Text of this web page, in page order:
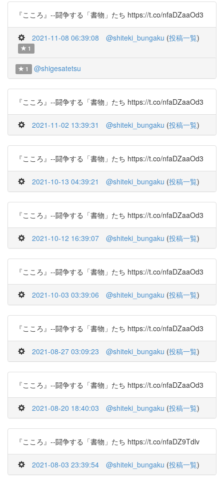
『こころ』--闘争する「書物」たち https://t.co/nfaDZaaOd3
2021-11-08 06:39:08 @shiteki_bungaku (投稿一覧)
1
1 @shigesatetsu
『こころ』--闘争する「書物」たち https://t.co/nfaDZaaOd3
2021-11-02 13:39:31 @shiteki_bungaku (投稿一覧)
『こころ』--闘争する「書物」たち https://t.co/nfaDZaaOd3
2021-10-13 04:39:21 @shiteki_bungaku (投稿一覧)
『こころ』--闘争する「書物」たち https://t.co/nfaDZaaOd3
2021-10-12 16:39:07 @shiteki_bungaku (投稿一覧)
『こころ』--闘争する「書物」たち https://t.co/nfaDZaaOd3
2021-10-03 03:39:06 @shiteki_bungaku (投稿一覧)
『こころ』--闘争する「書物」たち https://t.co/nfaDZaaOd3
2021-08-27 03:09:23 @shiteki_bungaku (投稿一覧)
『こころ』--闘争する「書物」たち https://t.co/nfaDZaaOd3
2021-08-20 18:40:03 @shiteki_bungaku (投稿一覧)
『こころ』--闘争する「書物」たち https://t.co/nfaDZ9Tdlv
2021-08-03 23:39:54 @shiteki_bungaku (投稿一覧)